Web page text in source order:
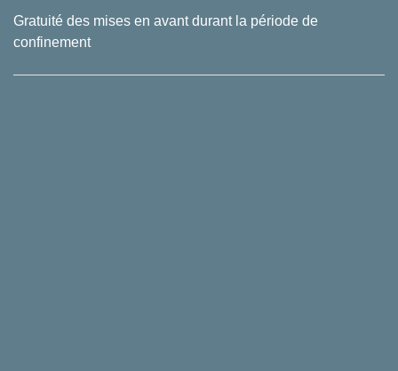
Gratuité des mises en avant durant la période de
confinement